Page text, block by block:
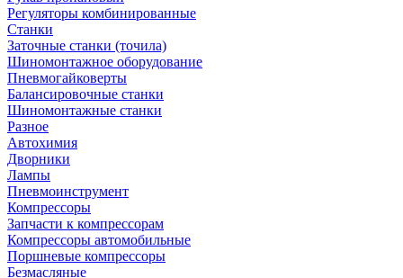
Регуляторы комбинированные
Станки
Заточные станки (точила)
Шиномонтажное оборудование
Пневмогайковерты
Балансировочные станки
Шиномонтажные станки
Разное
Автохимия
Дворники
Лампы
Пневмоинструмент
Компрессоры
Запчасти к компрессорам
Компрессоры автомобильные
Поршневые компрессоры
Безмасляные